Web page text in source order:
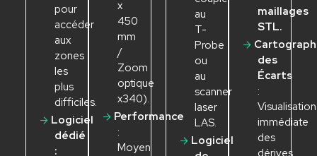
pour
accéder
aux
zones
les
plus
difficiles.
Logiciel
dédié
:
x
450
mm
/
Zoom
optique
x340).
Performance
:
Moyen
au
T-
Probe
ou
au
scanner
laser
LAS.
Logiciel
maillages
STL.
des
Écarts
:
Visualisation
immédiate
des